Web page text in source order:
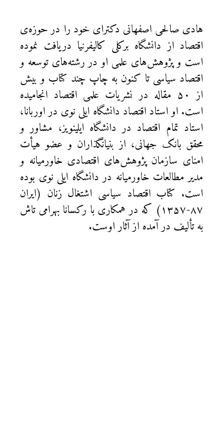
هادی صالحی اصفهانی دکترای خود را در حوزه‌ی
اقتصاد از دانشگاه برکلی کالیفرنیا دریافت نموده
است و پژوهش‌های علمی او در رشته‌های توسعه و
اقتصاد سیاسی تا کنون به چاپ چند کتاب و بیش
از ۵۰ مقاله در نشریات علمی اقتصاد انجامیده
است. او استاد اقتصاد دانشگاه ایلی نوی در اوربانا،
استاد تمام اقتصاد در دانشگاه ایلینویز، مشاور و
محقق بانک جهانی، از بنیانگذاران و عضو هیأت
امنای سازمان پژوهش‌های اقتصادی خاورمیانه و
مدیر مطالعات خاورمیانه در دانشگاه ایلی نوی بوده
است. کتاب اقتصاد سیاسی اشتغال زنان (ایران
۸۷-۱۳۵۷) که در همکاری با رکسانا بهرامی تاش
به تألیف در آمده از آثار اوست.